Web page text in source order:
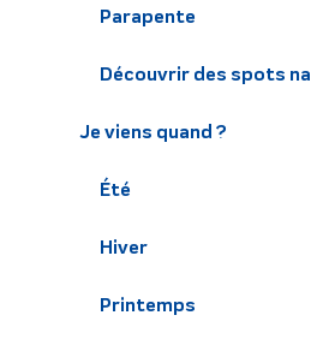
Parapente
Découvrir des spots
Je viens quand ?
Été
Hiver
Printemps